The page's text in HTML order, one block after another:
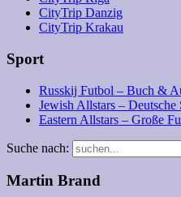
CityTrip Danzig
CityTrip Krakau
Sport
Russkij Futbol – Buch &
Jewish Allstars –
Eastern Allstars – Große
Suche nach:
Martin Brand